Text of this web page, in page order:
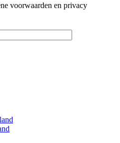
voorwaarden en privacy